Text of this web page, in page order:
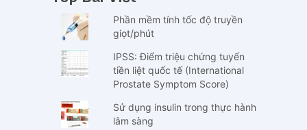
Phần mềm tính tốc độ truyền
giọt/phút
IPSS: Điểm triệu chứng tuyến
tiền liệt quốc tế (International
Prostate Symptom Score)
Sử dụng insulin trong thực hành
lâm sàng